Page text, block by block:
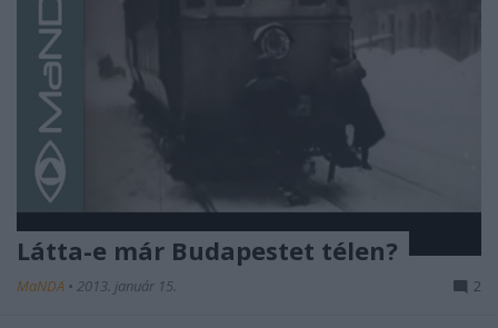
Látta-e már Budapestet télen?
MaNDA • 2013. január 15. 2